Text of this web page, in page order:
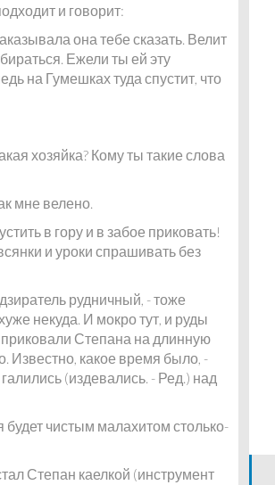
и говорит:
она тебе сказать. Велит
Ежели ты ей эту
на Гумешках туда спустит, что
хозяйка? Кому ты такие слова
мне велено.
в гору и в забое приковать!
и уроки спрашивать без
рудничный, - тоже
некуда. И мокро тут, и руды
приковали Степана на длинную
Известно, какое время было, -
(издевались. - Ред.) над
будет чистым малахитом столько-
Степан каелкой (инструмент